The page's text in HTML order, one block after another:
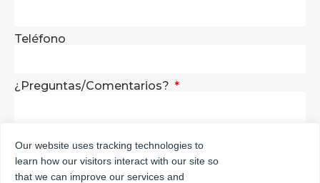
Teléfono
¿Preguntas/Comentarios?
ENVÍA
Our website uses tracking technologies to
learn how our visitors interact with our site so
that we can improve our services and